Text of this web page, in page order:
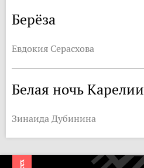
Берёза
Евдокия Серасхова
Белая ночь Карелии
Зинаида Дубинина